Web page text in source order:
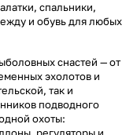
спальники,
и обувь для любых
снастей — от
эхолотов и
так и
подводного
охоты: